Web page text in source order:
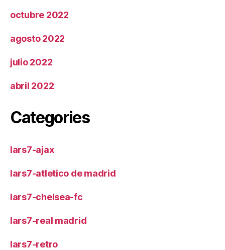
octubre 2022
agosto 2022
julio 2022
abril 2022
Categories
lars7-ajax
lars7-atletico de madrid
lars7-chelsea-fc
lars7-real madrid
lars7-retro